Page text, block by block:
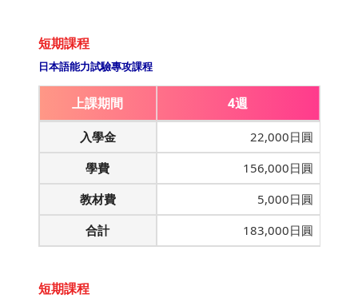
短期課程
日本語能力試驗專攻課程
上課期間 4週
入學金
22,000日圓
學費
156,000日圓
教材費
5,000日圓
合計
183,000日圓
短期課程